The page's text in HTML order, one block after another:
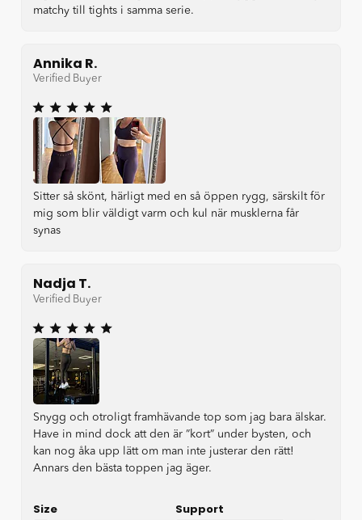
matchy till tights i samma serie.
Annika R.
Verified Buyer
Sitter så skönt, härligt med en så öppen rygg, särskilt för
mig som blir väldigt varm och kul när musklerna får
synas
Nadja T.
Verified Buyer
Snygg och otroligt framhävande top som jag bara älskar.
Have in mind dock att den är ”kort” under bysten, och
kan nog åka upp lätt om man inte justerar den rätt!
Annars den bästa toppen jag äger.
Size Support